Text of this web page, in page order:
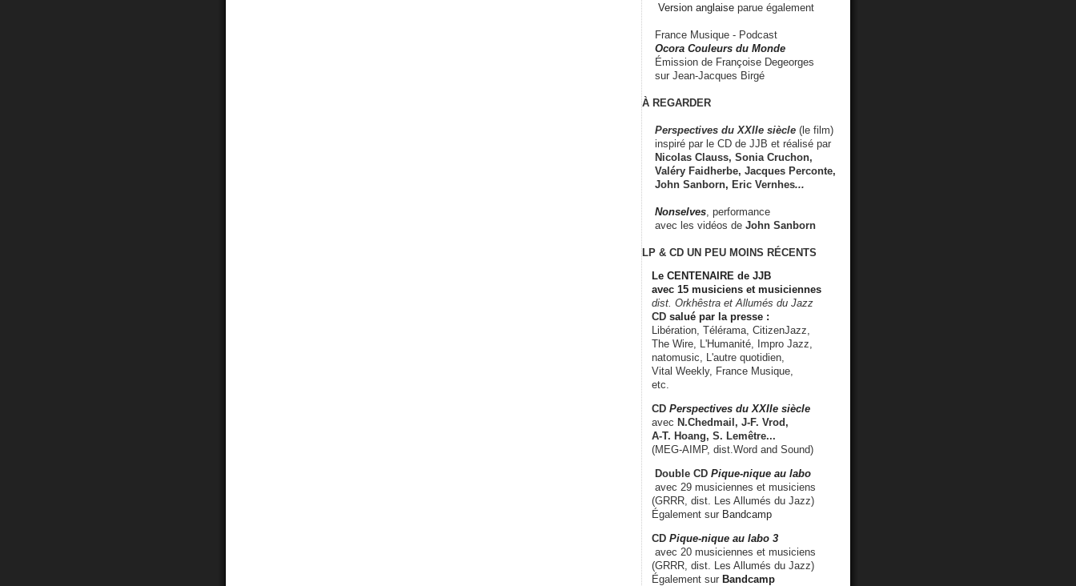
Version anglaise parue également
France Musique - Podcast
Ocora Couleurs du Monde
Émission de Françoise Degeorges
sur Jean-Jacques Birgé
À REGARDER
Perspectives du XXIIe siècle (le film)
inspiré par le CD de JJB et réalisé par
Nicolas Clauss, Sonia Cruchon,
Valéry Faidherbe, Jacques Perconte,
John Sanborn, Eric Vernhes...
Nonselves , performance
avec les vidéos de John Sanborn
LP & CD UN PEU MOINS RÉCENTS
Le CENTENAIRE de JJB
avec 15 musiciens et musiciennes
dist. Orkhêstra et Allumés du Jazz
CD salué par la presse :
Libération, Télérama, CitizenJazz,
The Wire, L'Humanité, Impro Jazz,
natomusic, L'autre quotidien,
Vital Weekly, France Musique,
etc.
CD Perspectives du XXIIe siècle
avec N.Chedmail, J-F. Vrod,
A-T. Hoang, S. Lemêtre...
(MEG-AIMP, dist.Word and Sound)
Double CD Pique-nique au labo
avec 29 musiciennes et musiciens
(GRRR, dist. Les Allumés du Jazz)
Également sur Bandcamp
CD Pique-nique au labo 3
avec 20 musiciennes et musiciens
(GRRR, dist. Les Allumés du Jazz)
Également sur Bandcamp